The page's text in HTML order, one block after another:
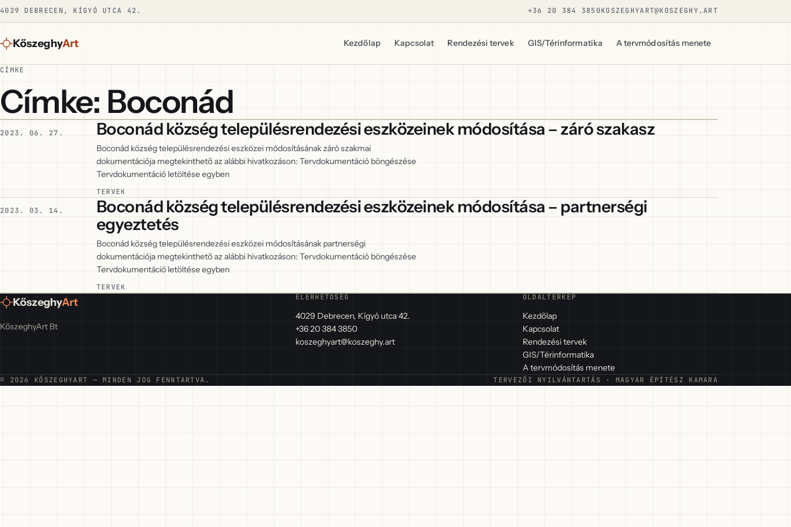
4029 DEBRECEN, KÍGYÓ UTCA 42. +36 20 384 3850KOSZEGHYART@KOSZEGHY.ART
KőszeghyArt Kezdőlap Kapcsolat Rendezési tervek GIS/Térinformatika A tervmódosítás menete
CÍMKE
Címke: Boconád
2023. 06. 27. Boconád község településrendezési eszközeinek módosítása – záró szakasz
Boconád község településrendezési eszközei módosításának záró szakmai
dokumentációja megtekinthető az alábbi hivatkozáson: Tervdokumentáció böngészése
Tervdokumentáció letöltése egyben
TERVEK
2023. 03. 14.
Boconád község településrendezési eszközeinek módosítása – partnerségi
egyeztetés
Boconád község településrendezési eszközei módosításának partnerségi
dokumentációja megtekinthető az alábbi hivatkozáson: Tervdokumentáció böngészése
Tervdokumentáció letöltése egyben
TERVEK
KőszeghyArt
KőszeghyArt Bt
ELÉRHETŐSÉG
4029 Debrecen, Kígyó utca 42.
+36 20 384 3850
koszeghyart@koszeghy.art
OLDALTÉRKÉP
Kezdőlap
Kapcsolat
Rendezési tervek
GIS/Térinformatika
A tervmódosítás menete
© 2026 KŐSZEGHYART — MINDEN JOG FENNTARTVA. TERVEZŐI NYILVÁNTARTÁS · MAGYAR ÉPÍTÉSZ KAMARA